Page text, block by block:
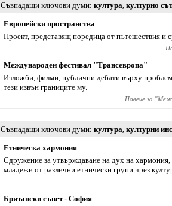
Съвпадащи ключови думи култура, културно
Европейски пространства
Проект, представящ поредица от пътешествия и
Международен фестивал "Трансевропа"
Изложби, филми, публични дебати върху
тези извън границите му.
Повече за "
Съвпадащи ключови думи култура, културни
Eтническа хармония
Сдружение за утвърждаване на дух на
младежи от различни етнически групи чрез
Британски съвет - София